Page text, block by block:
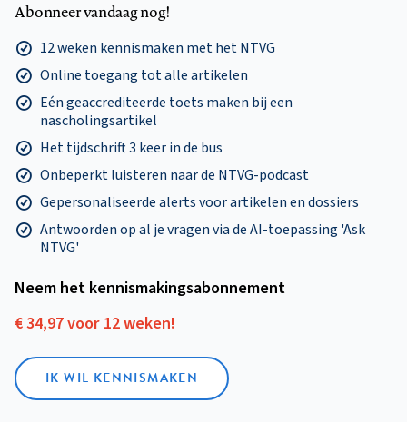
Abonneer vandaag nog!
12 weken kennismaken met het NTVG
Online toegang tot alle artikelen
Eén geaccrediteerde toets maken bij een
nascholingsartikel
Het tijdschrift 3 keer in de bus
Onbeperkt luisteren naar de NTVG-podcast
Gepersonaliseerde alerts voor artikelen en dossiers
Antwoorden op al je vragen via de AI-toepassing 'Ask
NTVG'
Neem het kennismakings­abonnement
€ 34,97 voor 12 weken!
IK WIL KENNISMAKEN